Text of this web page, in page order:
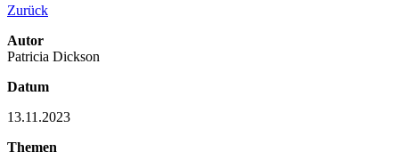
Zurück
Autor
Patricia Dickson
Datum
13.11.2023
Themen